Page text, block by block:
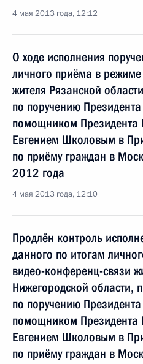
4 мая 2013 года, 12:12
О ходе исполнения
личного приёма в
жителя Рязанской
по поручению
помощником Президента
Евгением Школовым в
по приёму граждан в
2012 года
4 мая 2013 года, 12:10
Продлён контроль
данного по итогам
видео-конференц-связи
Нижегородской области,
по поручению
помощником Президента
Евгением Школовым в
по приёму граждан в